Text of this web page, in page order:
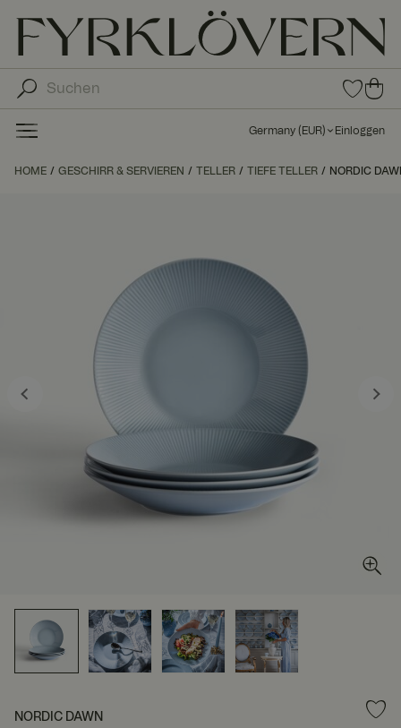
0
Arti
in
orit
0
Art
ike
de
Germany ( EUR) Einloggen
HOME GESCHIRR & SERVIEREN TELLER TIEFE TELLER NORDIC
NORDIC DAWN